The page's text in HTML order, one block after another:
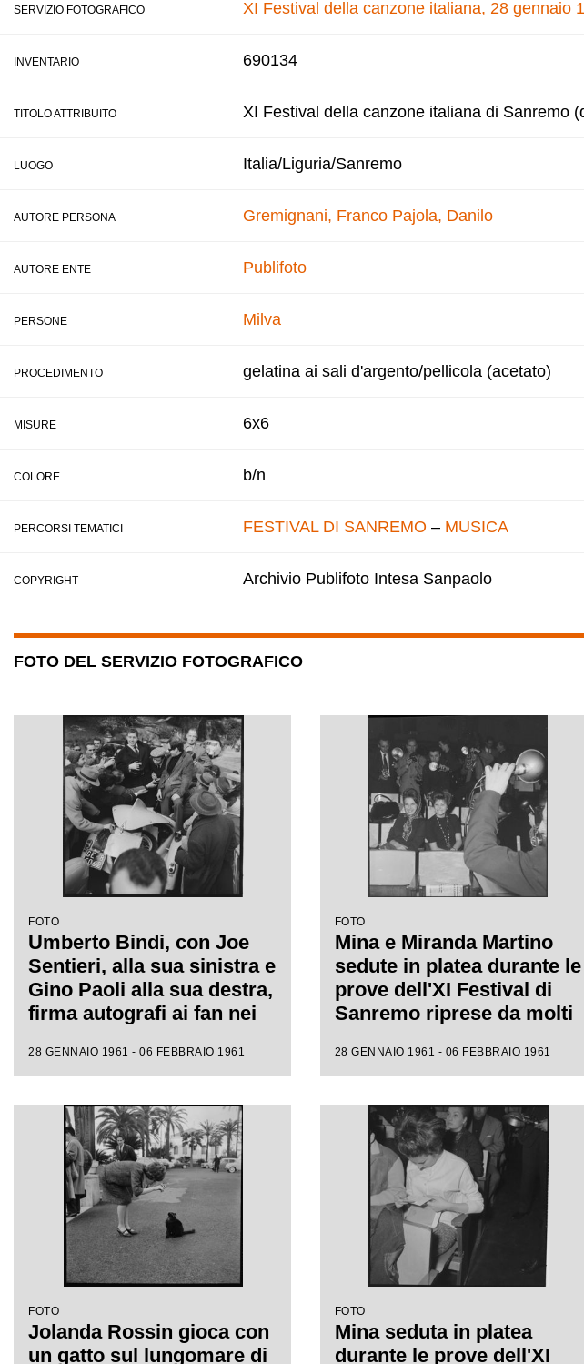
SERVIZIO FOTOGRAFICO XI Festival della canzone italiana, 28 gennaio
INVENTARIO 690134
TITOLO ATTRIBUITO XI Festival della canzone italiana di Sanremo
LUOGO Italia/Liguria/Sanremo
AUTORE PERSONA Gremignani, Franco Pajola, Danilo
AUTORE ENTE Publifoto
PERSONE Milva
PROCEDIMENTO gelatina ai sali d'argento/pellicola (acetato)
MISURE 6x6
COLORE b/n
PERCORSI TEMATICI FESTIVAL DI SANREMO – MUSICA
COPYRIGHT Archivio Publifoto Intesa Sanpaolo
FOTO DEL SERVIZIO FOTOGRAFICO
FOTO
Umberto Bindi, con Joe
Sentieri, alla sua sinistra e
Gino Paoli alla sua destra,
firma autografi ai fan nei
Sanremo
28 GENNAIO 1961 - 06 FEBBRAIO 1961
FOTO
Mina e Miranda Martino
sedute in platea durante le
prove dell'XI Festival di
Sanremo riprese da molti
28 GENNAIO 1961 - 06 FEBBRAIO 1961
FOTO
Jolanda Rossin gioca con
un gatto sul lungomare di
FOTO
Mina seduta in platea
durante le prove dell'XI